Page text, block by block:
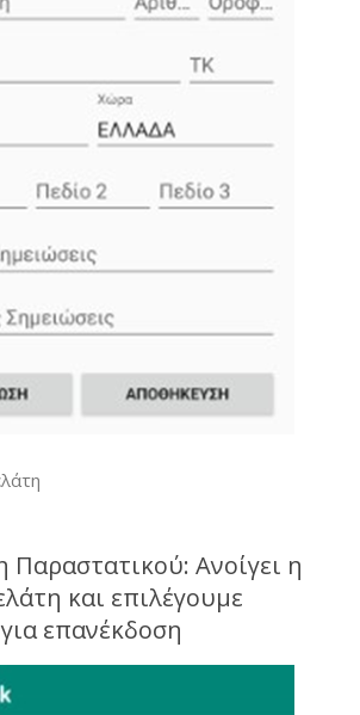
Παραστατικού: Ανοίγει η
και επιλέγουμε
επανέκδοση